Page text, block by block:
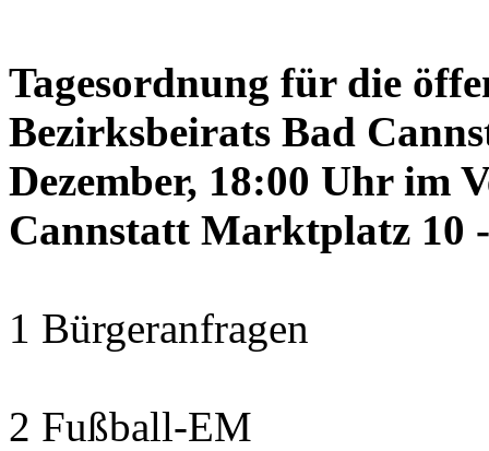
Tagesordnung für die
Bezirksbeirats Bad
Dezember, 18:00 Uhr im
Cannstatt Marktplatz 10
1 Bürgeranfragen
2 Fußball-EM